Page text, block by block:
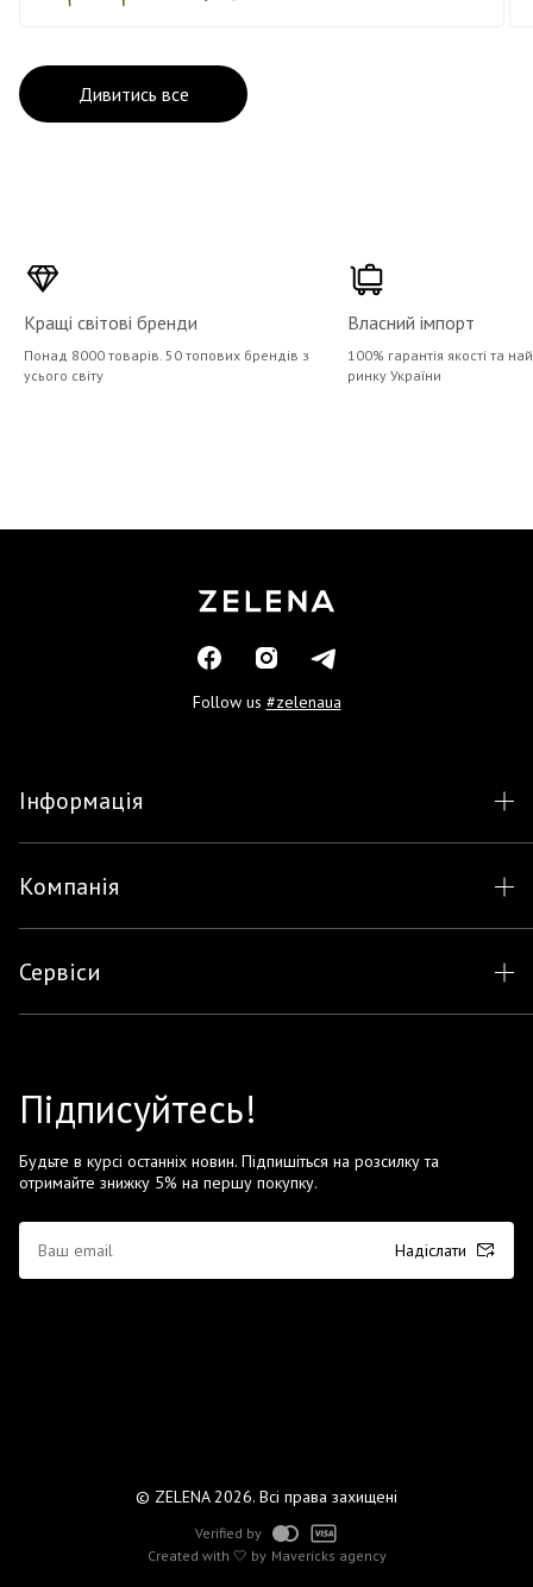
Дивитись все
Кращі світові бренди
Понад 8000 товарів. 50 топових брендів з
усього світу
Власний імпорт
100% гарантія якості та
ринку України
Follow us #zelenaua
Інформація
Компанія
Сервіси
Підписуйтесь!
Будьте в курсі останніх новин. Підпишіться на розсилку та
отримайте знижку 5% на першу покупку.
Надіслати
© ZELENA 2026. Всі права захищені
Created with 🤍 by Mavericks agency
Verified by